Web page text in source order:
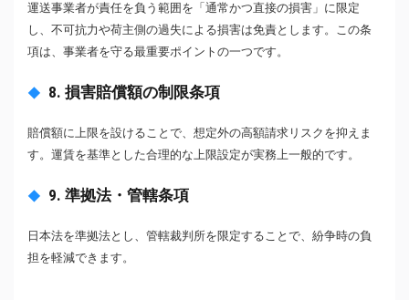
運送事業者が責任を負う範囲を「通常かつ直接の損害」に限定
し、不可抗力や荷主側の過失による損害は免責とします。この条
項は、事業者を守る最重要ポイントの一つです。
8. 損害賠償額の制限条項
賠償額に上限を設けることで、想定外の高額請求リスクを抑えま
す。運賃を基準とした合理的な上限設定が実務上一般的です。
9. 準拠法・管轄条項
日本法を準拠法とし、管轄裁判所を限定することで、紛争時の負
担を軽減できます。